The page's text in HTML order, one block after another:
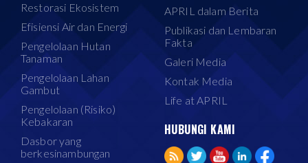
Restorasi Ekosistem
Efisiensi Air dan Energi
Pengelolaan Hutan
Tanaman
Pengelolaan Lahan
Gambut
Pengelolaan (Risiko)
Kebakaran
Dasbor yang
berkesinambungan
APRIL dalam Berita
Publikasi dan Lembaran
Fakta
Galeri Media
Kontak Media
Life at APRIL
HUBUNGI KAMI